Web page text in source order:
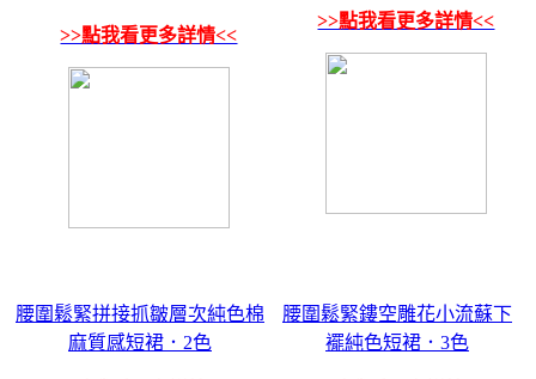
>>點我看更多詳情<<
>>點我看更多詳情<<
腰圍鬆緊拼接抓皺層次純色棉
麻質感短裙．2色
腰圍鬆緊鏤空雕花小流蘇下
襬純色短裙．3色